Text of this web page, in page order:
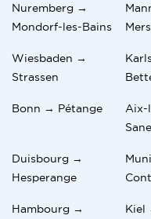
Nuremberg →
Mondorf-les-Bains
Wiesbaden →
Strassen
Bonn → Pétange
Aix-
Duisbourg →
Hesperange
Hambourg →
Kiel